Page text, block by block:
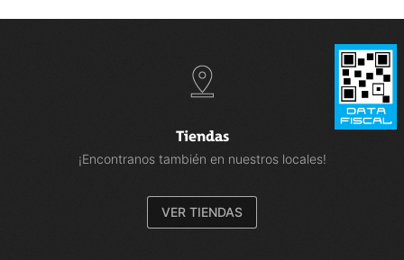
Tiendas
¡Encontranos también en nuestros locales!
VER TIENDAS